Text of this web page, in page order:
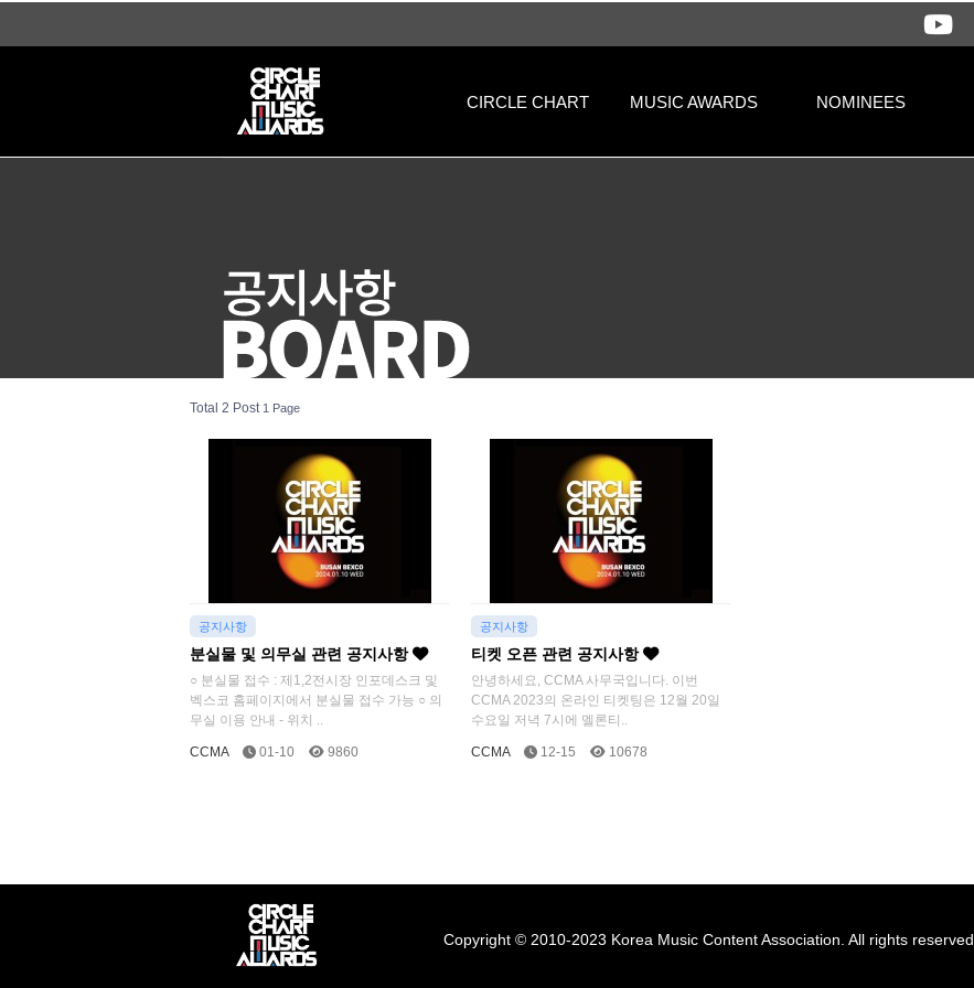
CIRCLE CHART MUSIC AWARDS NOMINEES
Total 2 Post 1 Page
공지사항
분실물 및 의무실 관련 공지사항
○ 분실물 접수 : 제1,2전시장 인포데스크 및
벡스코 홈페이지에서 분실물 접수 가능 ○ 의
무실 이용 안내 - 위치 ..
CCMA 01-10 9860
공지사항
티켓 오픈 관련 공지사항
안녕하세요, CCMA 사무국입니다. 이번
CCMA 2023의 온라인 티켓팅은 12월 20일
수요일 저녁 7시에 멜론티..
CCMA 12-15 10678
Copyright © 2010-2023 Korea Music Content Association. All rights reserved